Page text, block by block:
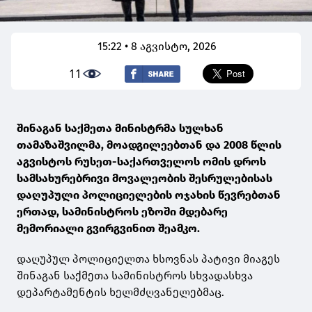
15:22 • 8 აგვისტო, 2026
11
შინაგან საქმეთა მინისტრმა სულხან
თამაზაშვილმა, მოადგილეებთან და 2008 წლის
აგვისტოს რუსეთ-საქართველოს ომის დროს
სამსახურებრივი მოვალეობის შესრულებისას
დაღუპული პოლიციელების ოჯახის წევრებთან
ერთად, სამინისტროს ეზოში მდებარე
მემორიალი გვირგვინით შეამკო.
დაღუპულ პოლიციელთა ხსოვნას პატივი მიაგეს
შინაგან საქმეთა სამინისტროს სხვადასხვა
დეპარტამენტის ხელმძღვანელებმაც.